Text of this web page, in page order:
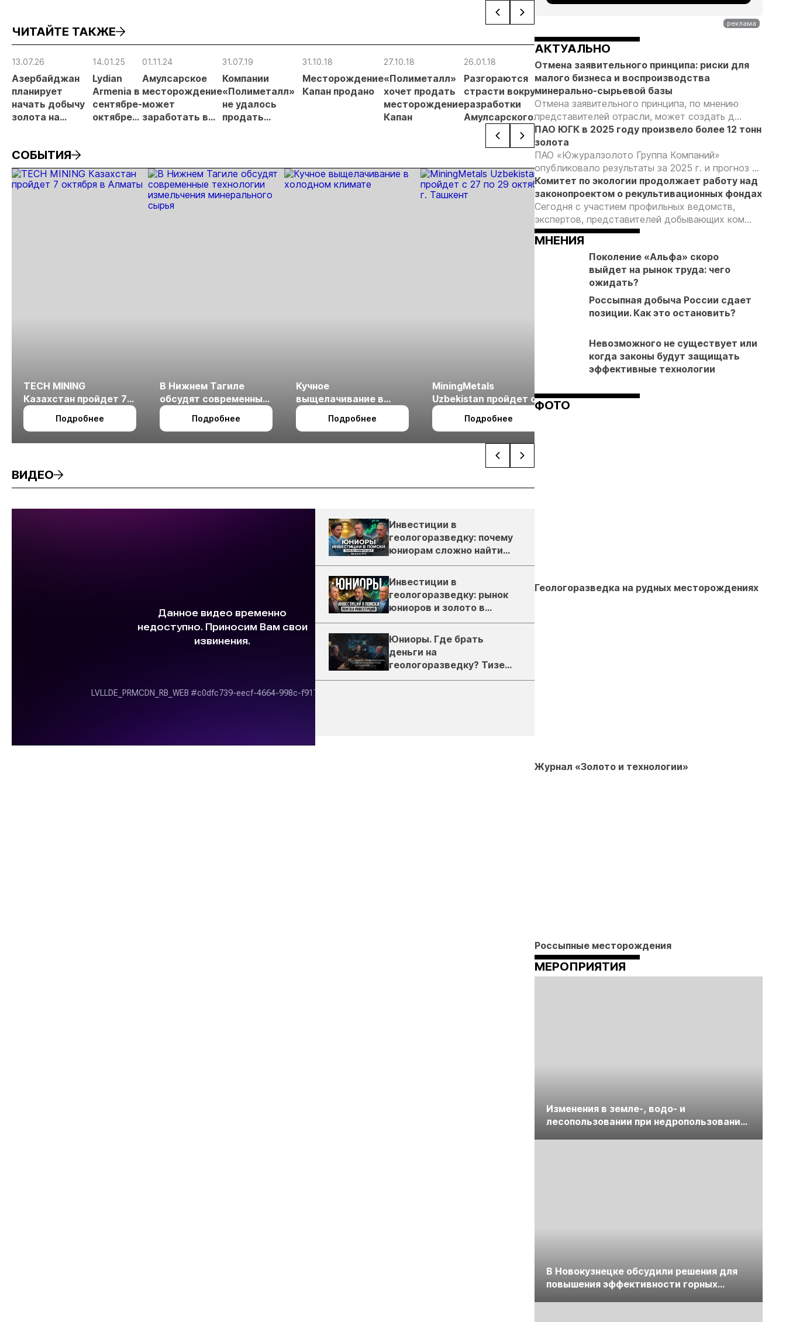
шлака
Дегдекан
кг золота и
серебра на
на фоне
реформы
золотодобычи
проектов в
Якутии
выросли на 31% рублей за
требований при
ЧИТАЙТЕ ТАКЖЕ
13.07.26
Азербайджан
планирует
начать добычу
золота на
месторождения
Сотк
14.01.25
Lydian
Armenia в
сентябре-
октябре
Амулсаре
01.11.24
Амулсарское
месторождение
может
заработать в
31.07.19
Компании
«Полиметалл»
не удалось
продать
31.10.18
Месторождение
Капан продано
27.10.18
«Полиметалл»
хочет продать
месторождение
Капан
26.01.18
Разгораются
страсти вокруг
разработки
Амулсарского
месторождения
в Армении
26.01.18
Армения
повышает
прозрачность
горнорудных
компаний
19.12.17
У
золотодобывающего
предприятия в
Армении произошли
беспорядки
СОБЫТИЯ
TECH MINING
Казахстан пройдет 7
октября в Алматы
Подробнее
В Нижнем Тагиле
обсудят современные
технологии
измельчения
Подробнее
Кучное
выщелачивание в
холодном климате
Подробнее
MiningMetals
Uzbekistan пройдет с
27 по 29 октября в г.
Ташкент
Подробнее
2026» пройдет в
Екатеринбурге
ВИДЕО
Инвестиции в
геологоразведку: почему
юниорам сложно найти
деньги
Инвестиции в
геологоразведку: рынок
юниоров и золото в
России
Юниоры. Где брать
деньги на
геологоразведку? Тизер
подкаста ЗиТ №1
АКТУАЛЬНО
Отмена заявительного принципа: риски для
малого бизнеса и воспроизводства
минерально-сырьевой базы
Отмена заявительного принципа, по мнению
представителей отрасли, может создать д...
ПАО ЮГК в 2025 году произвело более 12 тонн
золота
ПАО «Южуралзолото Группа Компаний»
опубликовало результаты за 2025 г. и прогноз ...
Комитет по экологии продолжает работу над
законопроектом о рекультивационных фондах
Сегодня с участием профильных ведомств,
экспертов, представителей добывающих ком...
МНЕНИЯ
Поколение «Альфа» скоро
выйдет на рынок труда: чего
ожидать?
Россыпная добыча России сдает
позиции. Как это остановить?
Невозможного не существует или
когда законы будут защищать
эффективные технологии
ФОТО
Геологоразведка на рудных месторождениях
Журнал «Золото и технологии»
Россыпные месторождения
МЕРОПРИЯТИЯ
Изменения в земле-, водо- и
лесопользовании при недропользовании
В Новокузнецке обсудили решения для
повышения эффективности горных